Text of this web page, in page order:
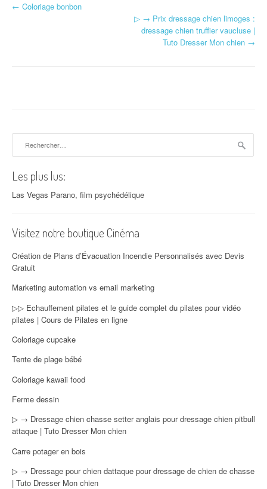
Navigation d'article
← Coloriage bonbon
▷ → Prix dressage chien limoges :
dressage chien truffier vaucluse |
Tuto Dresser Mon chien →
Les plus lus:
Las Vegas Parano, film psychédélique
Visitez notre boutique Cinéma
Création de Plans d’Évacuation Incendie Personnalisés avec Devis
Gratuit
Marketing automation vs email marketing
▷▷ Echauffement pilates et le guide complet du pilates pour vidéo
pilates | Cours de Pilates en ligne
Coloriage cupcake
Tente de plage bébé
Coloriage kawaii food
Ferme dessin
▷ → Dressage chien chasse setter anglais pour dressage chien pitbull
attaque | Tuto Dresser Mon chien
Carre potager en bois
▷ → Dressage pour chien dattaque pour dressage de chien de chasse
| Tuto Dresser Mon chien